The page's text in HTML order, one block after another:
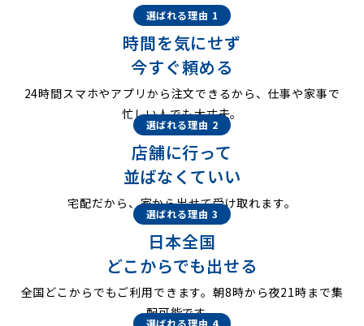
選ばれる理由 1
時間を気にせず
今すぐ頼める
24時間スマホやアプリから注文できるから、仕事や家事で
忙しい人でも大丈夫。
選ばれる理由 2
店舗に行って
並ばなくていい
宅配だから、家から出せて受け取れます。
選ばれる理由 3
日本全国
どこからでも出せる
全国どこからでもご利用できます。朝8時から夜21時まで集
配可能です。
選ばれる理由 4